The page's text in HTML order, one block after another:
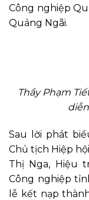
Công nghiệp
Quảng Ngãi.
Thầy Phạm
Sau lời phát
Chủ tịch Hiệp
Thị Nga, Hiệu
Công nghiệp
lễ kết nạp